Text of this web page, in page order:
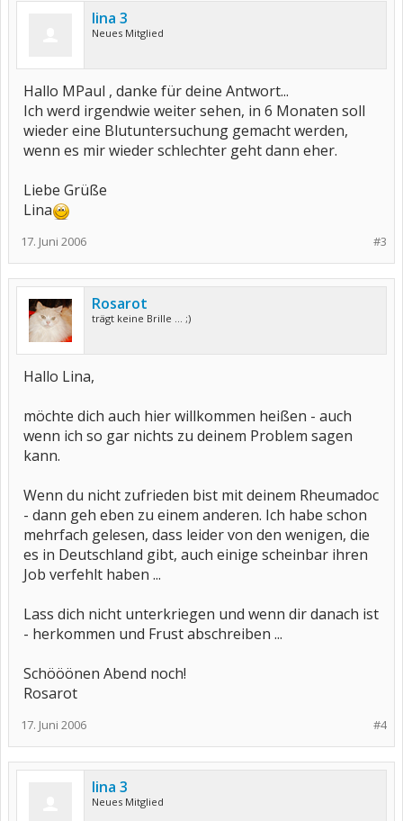
lina 3
Neues Mitglied
Hallo MPaul , danke für deine Antwort...
Ich werd irgendwie weiter sehen, in 6 Monaten soll
wieder eine Blutuntersuchung gemacht werden,
wenn es mir wieder schlechter geht dann eher.
Liebe Grüße
Lina
#3
17. Juni 2006
Rosarot
trägt keine Brille ... ;)
Hallo Lina,
möchte dich auch hier willkommen heißen - auch
wenn ich so gar nichts zu deinem Problem sagen
kann.
Wenn du nicht zufrieden bist mit deinem Rheumadoc
- dann geh eben zu einem anderen. Ich habe schon
mehrfach gelesen, dass leider von den wenigen, die
es in Deutschland gibt, auch einige scheinbar ihren
Job verfehlt haben ...
Lass dich nicht unterkriegen und wenn dir danach ist
- herkommen und Frust abschreiben ...
Schööönen Abend noch!
Rosarot
#4
17. Juni 2006
lina 3
Neues Mitglied